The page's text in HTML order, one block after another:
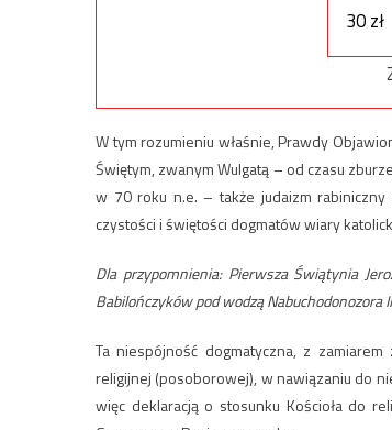
30 zł
W tym rozumieniu właśnie, Prawdy
Świętym, zwanym Wulgatą – od czasu
w 70 roku n.e. – także judaizm
czystości i świętości dogmatów wiary
Dla przypomnienia: Pierwsza Świątynia
Babilończyków pod wodzą Nabuchodonozora
Ta niespójność dogmatyczna, z
religijnej (posoborowej), w nawiązaniu do
więc deklaracją o stosunku Kościoła do